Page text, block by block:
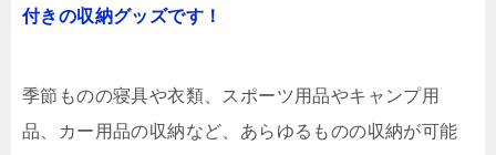
付きの収納グッズです！
季節ものの寝具や衣類、スポーツ用品やキャンプ用
品、カー用品の収納など、あらゆるものの収納が可能